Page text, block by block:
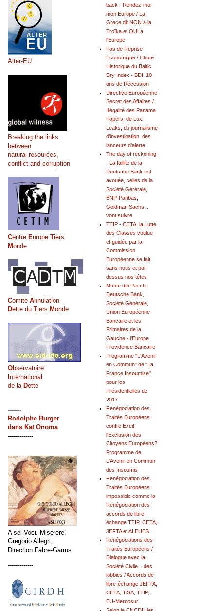
back - Rendez-moi
mon Europe / La
Grèce dit NON à la
Troïka et OUI à
l'Europe
Pas de Reprise
Economique / Chute
Historique du Baltic
Dry Index - BDI, 10
ans de Récession
Directive Européenne
Secret des Affaires /
Illégalité des Panama
Papers, de Lux
Leaks, du journalisme
d'investigation, des
lanceurs d'alerte
The day of reckoning
- La faillite de la
Deutsche Bank est
avouée, celles de la
Société Gérérale,
BNP-Paribas,
Goldman Sachs...
vont suivre
TTIP - CETA, la Lutte
des Classes voulue
et guidée par la
Commission
Européenne se fait
sans nous et par-
dessus nos têtes
Monte dei Paschi,
Deutsche Bank,
Société Générale,
Union Européenne
Bancaire et les
Primaires de la
Gauche - l'Europe
Providence Bancaire
Programme "L'Avenir
en Commun" de "La
France Insoumise"
pour les
Présidentielles de
2017
Renégociation des
Traités Européens
contre Excit,
l'Exclusion des
Citoyens Européens?
Programme de
L'Avenir en Commun
des Insoumis
Renégociation des
Traités Européens
impossible comme la
Renégociation des
accords de libre-
échange TTIP, CETA,
JEFTA et ALEUES
Renégociations des
Traités Européens /
Dialogue avec la
Société Civile... des
lobbies / Accords de
libre-échange JEFTA,
CETA, TiSA, TTIP,
EU-Mercosur
Alter-EU
Breaking the links
between
natural resources,
conflict and corruption
Centre Europe Tiers
Monde
Comité Annulation
Dette du Tiers Monde
Observatoire
International
de la Dette
-------
Rodolphe Burger
dans Kat Onoma
-------------
A sei Voci, Miserere,
Gregorio Allegri,
Direction Fabre-Garrus
-------------